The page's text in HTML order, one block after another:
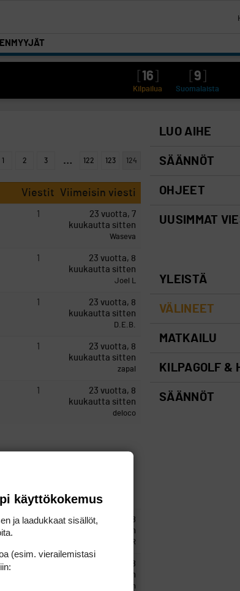
16 9
Kilpailua Suomalaista
1 2 3 … 122 123 124
Viestit
Viimeisin viesti
1
23 vuotta, 7
kuukautta sitten
Waseva
1
23 vuotta, 8
kuukautta sitten
Joel L
1
23 vuotta, 8
kuukautta sitten
D.E.B.
1
23 vuotta, 8
kuukautta sitten
zapal
1
23 vuotta, 8
kuukautta sitten
deloco
1
23 vuotta, 8
kuukautta sitten
MarjaanaR
23 vuotta, 8
kuukautta sitten
Second Plan
LUO AIHE
SÄÄNNÖT
OHJEET
UUSIMMAT
YLEISTÄ
VÄLINEET
MATKAILU
KILPAGOLF &
SÄÄNNÖT
käyttökokemus
ja laadukkaat sisällöt,
(esim. vierailemis­tasi